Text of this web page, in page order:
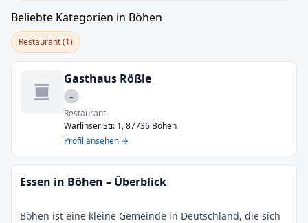
Beliebte Kategorien in Böhen
Restaurant (1)
Gasthaus Rößle
–
Restaurant
Warlinser Str. 1, 87736 Böhen
Profil ansehen →
Essen in Böhen – Überblick
Böhen ist eine kleine Gemeinde in Deutschland, die sich